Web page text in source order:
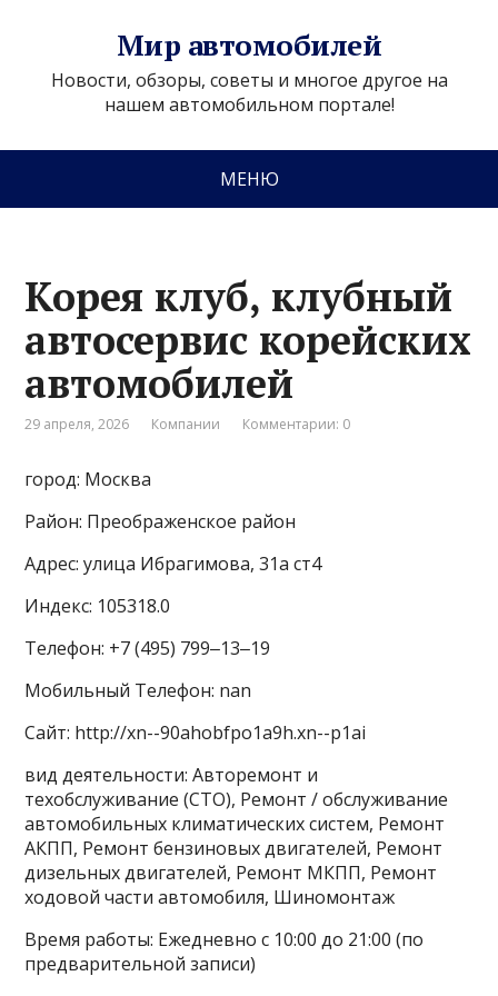
Мир автомобилей
Новости, обзоры, советы и многое другое на
нашем автомобильном портале!
МЕНЮ
Корея клуб, клубный
автосервис корейских
автомобилей
29 апреля, 2026 Компании Комментарии: 0
город: Москва
Район: Преображенское район
Адрес: улица Ибрагимова, 31а ст4
Индекс: 105318.0
Телефон: +7 (495) 799‒13‒19
Мобильный Телефон: nan
Сайт: http://xn--90ahobfpo1a9h.xn--p1ai
вид деятельности: Авторемонт и
техобслуживание (СТО), Ремонт / обслуживание
автомобильных климатических систем, Ремонт
АКПП, Ремонт бензиновых двигателей, Ремонт
дизельных двигателей, Ремонт МКПП, Ремонт
ходовой части автомобиля, Шиномонтаж
Время работы: Ежедневно с 10:00 до 21:00 (по
предварительной записи)